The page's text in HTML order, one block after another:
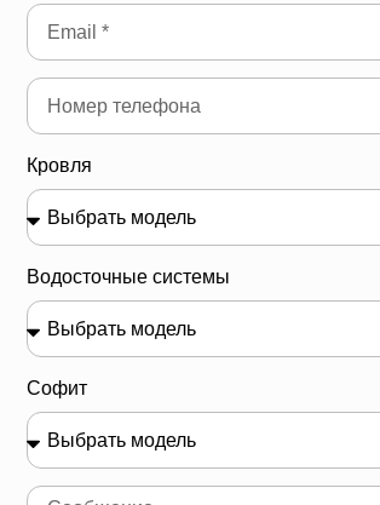
Кровля
Водосточные системы
Софит